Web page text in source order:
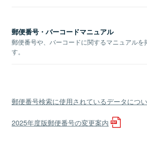
郵便番号・バーコードマニュアル
郵便番号や、バーコードに関するマニュアルを
す。
郵便番号検索に使用されているデータにつ
2025年度版郵便番号の変更案内